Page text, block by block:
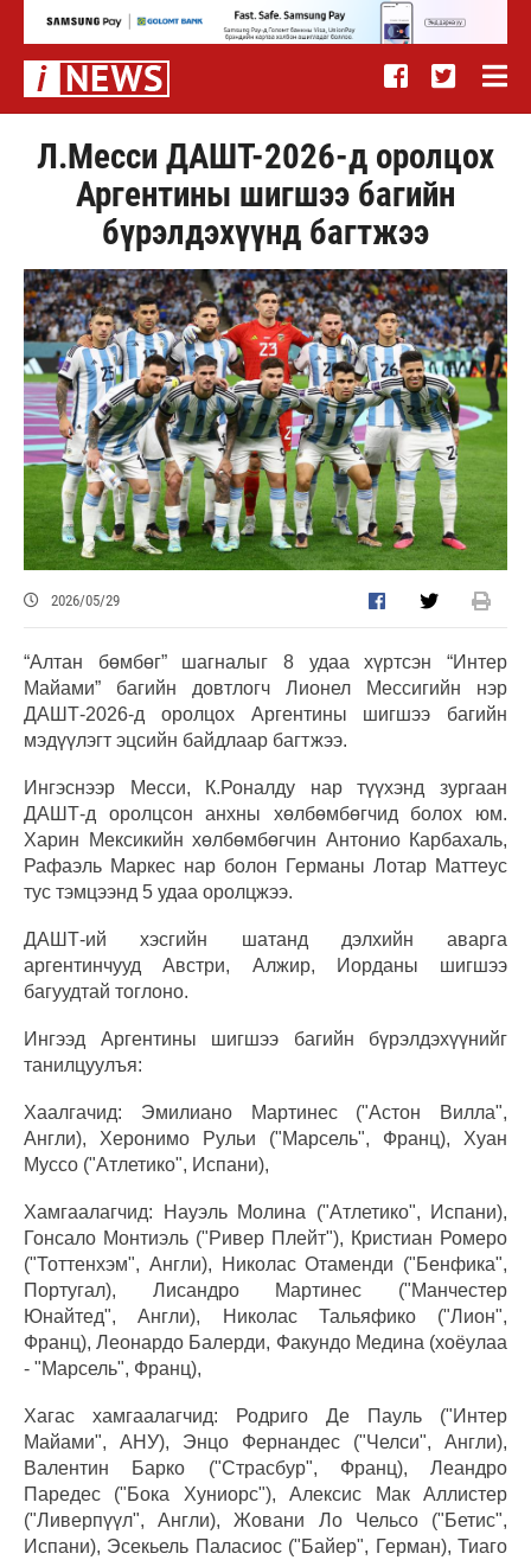
Л.Месси ДАШТ-2026-д оролцох
Аргентины шигшээ багийн
бүрэлдэхүүнд багтжээ
2026/05/29
“Алтан бөмбөг” шагналыг 8 удаа хүртсэн “Интер
Майами” багийн довтлогч Лионел Мессигийн нэр
ДАШТ-2026-д оролцох Аргентины шигшээ багийн
мэдүүлэгт эцсийн байдлаар багтжээ.
Ингэснээр Месси, К.Роналду нар түүхэнд зургаан
ДАШТ-д оролцсон анхны хөлбөмбөгчид болох юм.
Харин Мексикийн хөлбөмбөгчин Антонио Карбахаль,
Рафаэль Маркес нар болон Германы Лотар Маттеус
тус тэмцээнд 5 удаа оролцжээ.
ДАШТ-ий хэсгийн шатанд дэлхийн аварга
аргентинчууд Австри, Алжир, Иорданы шигшээ
багуудтай тоглоно.
Ингээд Аргентины шигшээ багийн бүрэлдэхүүнийг
танилцуулъя:
Хаалгачид: Эмилиано Мартинес ("Астон Вилла",
Англи), Херонимо Рульи ("Марсель", Франц), Хуан
Муссо ("Атлетико", Испани),
Хамгаалагчид: Науэль Молина ("Атлетико", Испани),
Гонсало Монтиэль ("Ривер Плейт"), Кристиан Ромеро
("Тоттенхэм", Англи), Николас Отаменди ("Бенфика",
Португал), Лисандро Мартинес ("Манчестер
Юнайтед", Англи), Николас Тальяфико ("Лион",
Франц), Леонардо Балерди, Факундо Медина (хоёулаа
- "Марсель", Франц),
Хагас хамгаалагчид: Родриго Де Пауль ("Интер
Майами", АНУ), Энцо Фернандес ("Челси", Англи),
Валентин Барко ("Страсбур", Франц), Леандро
Паредес ("Бока Хуниорс"), Алексис Мак Аллистер
("Ливерпүүл", Англи), Жовани Ло Чельсо ("Бетис",
Испани), Эсекьель Паласиос ("Байер", Герман), Тиаго